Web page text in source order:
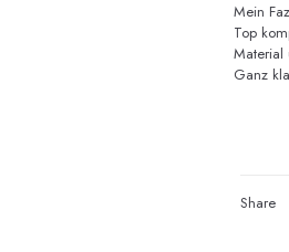
Mein
Top
Material
Ganz
Share